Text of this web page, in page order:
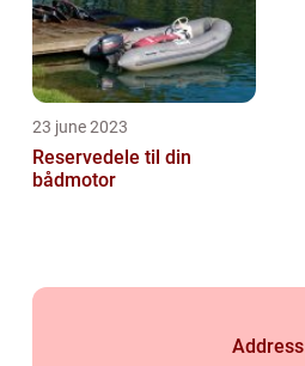
23 june 2023
Reservedele til din
bådmotor
Address